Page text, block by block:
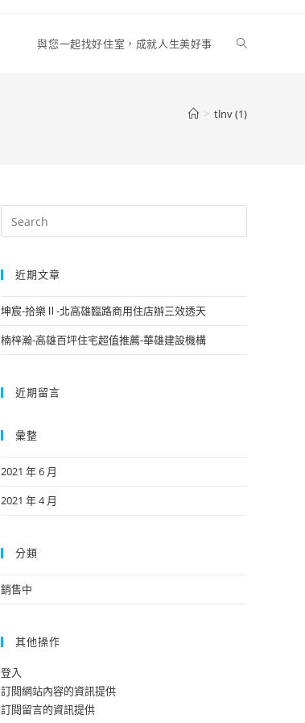
與您一起找好住室，成就人生美好事 Toggle
> tlnv (1)
近期文章
坤宸-拾樂Ⅱ-北高雄臨路商用住店辦三效透天
楠梓瀚-高雄百坪住宅超值推薦-華雄建設機構
近期留言
彙整
2021 年 6 月
2021 年 4 月
分類
銷售中
其他操作
登入
訂閱網站內容的資訊提供
訂閱留言的資訊提供